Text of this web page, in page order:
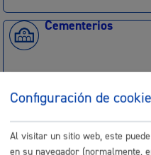
Cementerios
Empleo -
Configuración de
Al visitar un sitio web, este
en su navegador (normalmente,